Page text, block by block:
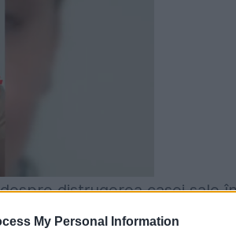
My Personal Information
distrugerea casei sale
zona Los Angeles.